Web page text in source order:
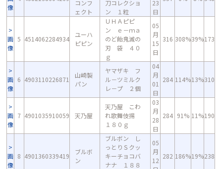
像
コンフ
ェクト
刀コレクショ
ン １粒
23
日
画
像
5 4514062284934
ユーハ
ピピン
ＵＨＡピピ
ン ｅ－ｍａ
のど飴鬼滅の
刃 袋 ４０
ｇ
05
月
15
日
316 308%39%173
画
像
6 4903110226871
山崎製
パン
ヤマザキ フ
ル－ツミルク
レ－プ ２個
04
月
01
日
284 114%13%310
画
像
7 4901035910059 天乃屋
天乃屋 こわ
れ歌舞伎揚
１８０ｇ
03
月
28
日
284 91% 11%190
画
像
8 4901360339419
ブルボ
ン
ブルボン し
っとりＳクッ
キーチョコバ
ナナ １８８
05
月
12
282 186%19%238